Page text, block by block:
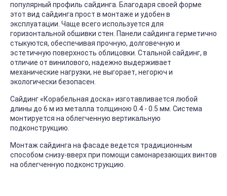
популярный профиль сайдинга. Благодаря своей форме
этот вид сайдинга прост в монтаже и удобен в
эксплуатации. Чаще всего используется для
горизонтальной обшивки стен. Панели сайдинга герметично
стыкуются, обеспечивая прочную, долговечную и
эстетичную поверхность облицовки. Стальной сайдинг, в
отличие от винилового, надежно выдерживает
механические нагрузки, не выгорает, негорюч и
экологически безопасен.
Сайдинг «Корабельная доска» изготавливается любой
длины до 6 м из металла толщиною 0.4 - 0.5 мм. Система
монтируется на облегченную вертикальную
подконструкцию.
Монтаж сайдинга на фасаде ведется традиционным
способом снизу-вверх при помощи самонарезающих винтов
на облегченную подконструкцию.